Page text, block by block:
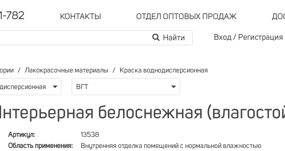
782 КОНТАКТЫ ОТДЕЛ ОПТОВЫХ ПРОДАЖ
Вход / Регистрация
Лакокрасочные материалы Краска воднодисперсионная
ВГТ
белоснежная
Артикул:
13538
Область применения:
Внутренняя отделка помещений с нормальной влажностью